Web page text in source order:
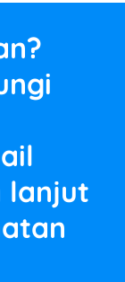
lanjut